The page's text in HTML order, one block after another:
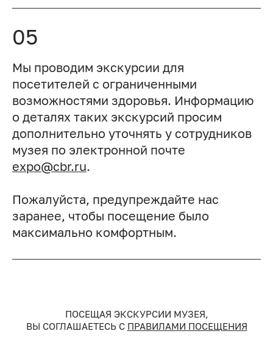
05
Мы проводим экскурсии для
посетителей с ограниченными
возможностями здоровья. Информацию
о деталях таких экскурсий просим
дополнительно уточнять у сотрудников
музея по электронной почте
expo@cbr.ru.
Пожалуйста, предупреждайте нас
заранее, чтобы посещение было
максимально комфортным.
ПОСЕЩАЯ ЭКСКУРСИИ МУЗЕЯ,
ВЫ СОГЛАШАЕТЕСЬ С ПРАВИЛАМИ ПОСЕЩЕНИЯ